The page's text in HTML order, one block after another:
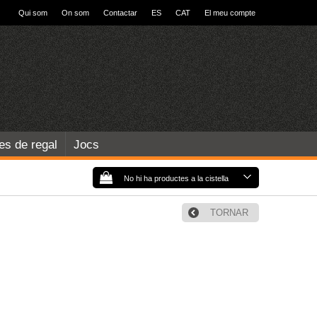
Qui som On som Contactar ES CAT El meu compte
de regal Jocs
No hi ha productes a la cistella
TORNAR